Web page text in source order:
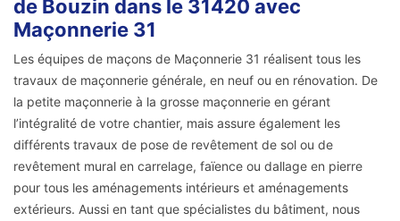
de Bouzin dans le 31420 avec
Maçonnerie 31
Les équipes de maçons de Maçonnerie 31 réalisent tous les
travaux de maçonnerie générale, en neuf ou en rénovation. De
la petite maçonnerie à la grosse maçonnerie en gérant
l’intégralité de votre chantier, mais assure également les
différents travaux de pose de revêtement de sol ou de
revêtement mural en carrelage, faïence ou dallage en pierre
pour tous les aménagements intérieurs et aménagements
extérieurs. Aussi en tant que spécialistes du bâtiment, nous